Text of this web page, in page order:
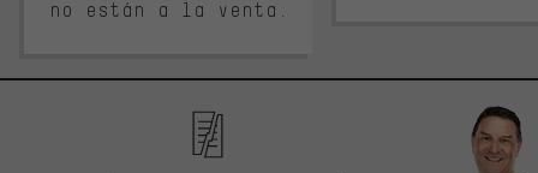
no están a la venta.